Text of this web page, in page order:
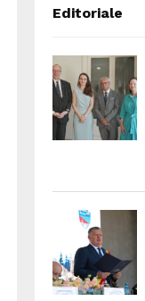
Editoriale